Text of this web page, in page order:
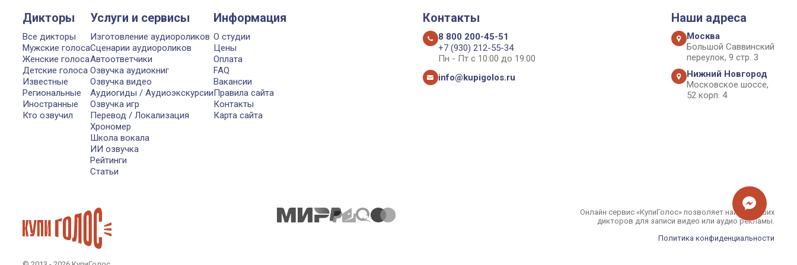
Дикторы
Все дикторы
Мужские голоса
Женские голоса
Детские голоса
Известные
Региональные
Иностранные
Кто озвучил
Услуги и сервисы
Изготовление аудиороликов
Сценарии аудиороликов
Автоответчики
Озвучка аудиокниг
Озвучка видео
Аудиогиды / Аудиоэкскурсии
Озвучка игр
Перевод / Локализация
Хрономер
Школа вокала
ИИ озвучка
Рейтинги
Статьи
Информация
О студии
Цены
Оплата
FAQ
Вакансии
Правила сайта
Контакты
Карта сайта
Контакты
8 800 200-45-51
+7 (930) 212-55-34
Пн - Пт с 10:00 до 19:00
info@kupigolos.ru
Наши адреса
Москва
Большой Саввинский
переулок, 9 стр. 3
Нижний Новгород
Московское шоссе,
52 корп. 4
Онлайн сервис «КупиГолос» позволяет найти лучших
дикторов для записи видео или аудио рекламы.
Политика конфиденциальности